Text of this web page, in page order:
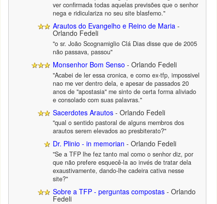
ver confirmada todas aquelas previsões que o senhor
nega e ridiculariza no seu site blasfemo."
Arautos do Evangelho e Reino de Maria -
Orlando Fedeli
"o sr. João Scognamiglio Clá Dias disse que de 2005
não passava, passou"
Monsenhor Bom Senso - Orlando Fedeli
"Acabei de ler essa cronica, e como ex-tfp, impossivel
nao me ver dentro dela, e apesar de passados 20
anos de "apostasia" me sinto de certa forma aliviado
e consolado com suas palavras."
Sacerdotes Arautos - Orlando Fedeli
"qual o sentido pastoral de alguns membros dos
arautos serem elevados ao presbiterato?"
Dr. Plinio - in memorian - Orlando Fedeli
"Se a TFP lhe fez tanto mal como o senhor diz, por
que não prefere esquecê-la ao invés de tratar dela
exaustivamente, dando-lhe cadeira cativa nesse
site?"
Sobre a TFP - perguntas compostas - Orlando
Fedeli